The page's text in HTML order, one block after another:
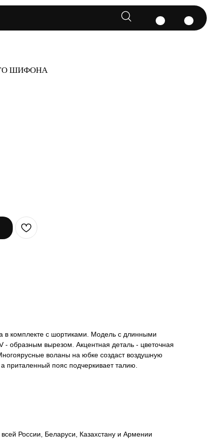
ШИФОНА
в комплекте с шортиками. Модель с длинными
- образным вырезом. Акцентная деталь - цветочная
воланы на юбке создаст воздушную
приталенный пояс подчеркивает талию.
России, Беларуси, Казахстану и Армении